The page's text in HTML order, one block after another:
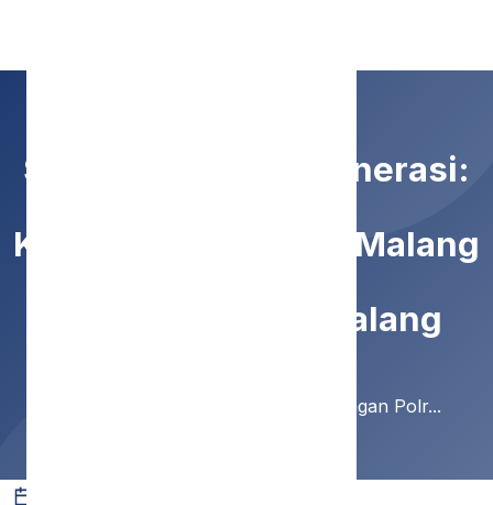
Sinergi Menjaga Generasi:
Kunjungan Polresta Malang
Kota di SMPN 9 Malang
Sinergi Menjaga Generasi: Kunjungan Polr...